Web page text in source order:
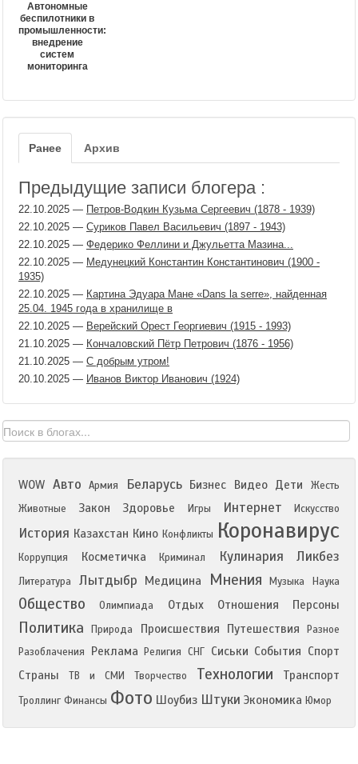
Автономные
беспилотники в
промышленности:
внедрение
систем
мониторинга
Ранее Архив
Предыдущие записи блогера :
22.10.2025 — Петров-Водкин Кузьма Сергеевич (1878 - 1939)
22.10.2025 — Суриков Павел Васильевич (1897 - 1943)
22.10.2025 — Федерико Феллини и Джульетта Мазина...
22.10.2025 — Медунецкий Константин Константинович (1900 -
1935)
22.10.2025 — Картина Эдуара Мане «Dans la serre», найденная
25.04. 1945 года в хранилище в
22.10.2025 — Верейский Орест Георгиевич (1915 - 1993)
21.10.2025 — Кончаловский Пётр Петрович (1876 - 1956)
21.10.2025 — С добрым утром!
20.10.2025 — Иванов Виктор Иванович (1924)
WOW Авто Армия Беларусь Бизнес Видео Дети
Жесть
Животные
Закон Здоровье Игры Интернет Искусство
История Казахстан Кино Конфликты Коронавирус
Коррупция Косметичка Криминал Кулинария Ликбез
Литература Лытдыбр Медицина Мнения Музыка Наука
Общество Олимпиада Отдых Отношения Персоны
Политика Природа Происшествия Путешествия
Разное
Разоблачения
Реклама Религия СНГ Сиськи События Спорт
Страны
ТВ и СМИ Творчество Технологии Транспорт
Троллинг Финансы Фото Шоубиз Штуки Экономика Юмор